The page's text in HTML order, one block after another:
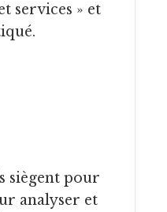
services » et
analyser et